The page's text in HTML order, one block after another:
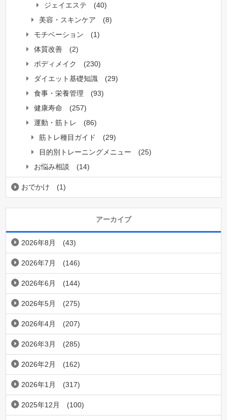
ジェイエステ
(40)
美容・スキンケア
(8)
モチベーション
(1)
体質改善
(2)
ボディメイク
(230)
ダイエット基礎知識
(29)
食事・栄養管理
(93)
健康寿命
(257)
運動・筋トレ
(86)
筋トレ種目ガイド
(29)
目的別トレーニングメニュー
(25)
お悩み相談
(14)
おでかけ (1)
アーカイブ
2026年8月 (43)
2026年7月 (146)
2026年6月 (144)
2026年5月 (275)
2026年4月 (207)
2026年3月 (285)
2026年2月 (162)
2026年1月 (317)
2025年12月 (100)